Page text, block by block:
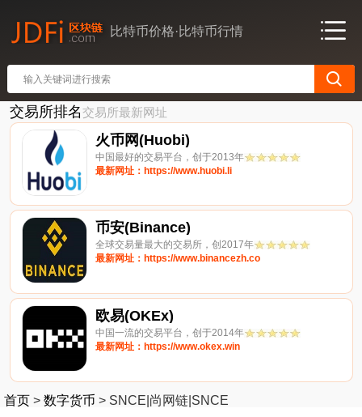
比特币价格·比特币行情
交易所排名交易所最新网址
火币网(Huobi)
中国最好的交易平台，创于2013年
最新网址：https://www.huobi.li
币安(Binance)
全球交易量最大的交易所，创2017年
最新网址：https://www.binancezh.co
欧易(OKEx)
中国一流的交易平台，创于2014年
最新网址：https://www.okex.win
首页 > 数字货币 > SNCE|尚网链|SNCE